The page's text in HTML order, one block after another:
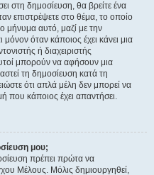
στη δημοσίευση, θα βρείτε ένα
επιστρέψετε στο θέμα, το οποίο
μήνυμα αυτό, μαζί με την
όταν κάποιος έχει κάνει μια
ή διαχειριστής
μπορούν να αφήσουν μια
τη δημοσίευση κατά τη
ότι απλά μέλη δεν μπορεί να
που κάποιος έχει απαντήσει.
μου;
πρέπει πρώτα να
Μέλους. Μόλις δημιουργηθεί,